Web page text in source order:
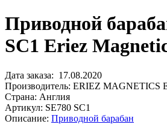
Приводной
SC1 Eriez
Дата заказа: 17.08.2020
Производитель: ERIEZ MAGNETICS
Страна: Англия
Артикул: SE780 SC1
Описание: Приводной барабан